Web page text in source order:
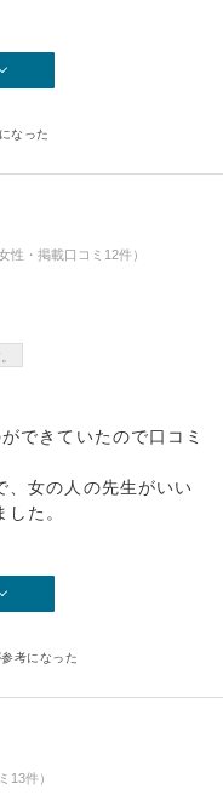
なった
性・掲載口コミ12件）
できていたので口コミ
、女の人の先生がいい
た。
考になった
13件）